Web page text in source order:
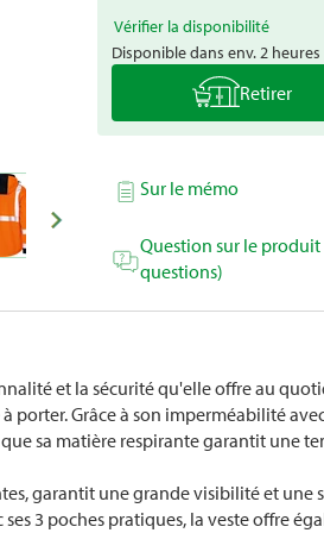
Vérifier la disponibilité
Disponible dans env. 2 heures
Retirer
Sur le mémo
Question sur le produit
questions)
et la sécurité qu'elle offre au
porter. Grâce à son imperméabilité
sa matière respirante garantit une
garantit une grande visibilité et
3 poches pratiques, la veste offre